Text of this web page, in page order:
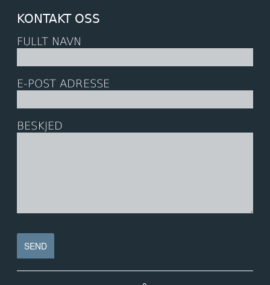
KONTAKT OSS
FULLT NAVN
E-POST ADRESSE
BESKJED